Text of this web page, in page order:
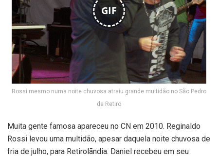
GIF
Rossi mesmo numa noite chuvosa atraiu grande multidão no São Pedro
de Retiro
Muita gente famosa apareceu no CN em 2010. Reginaldo
Rossi levou uma multidão, apesar daquela noite chuvosa de
fria de julho, para Retirolãndia. Daniel recebeu em seu